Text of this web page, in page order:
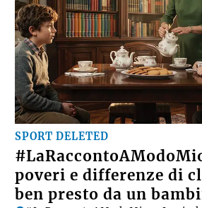
SPORT DELETED
poveri e differenze di
ben presto da un